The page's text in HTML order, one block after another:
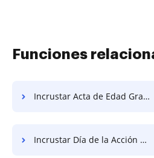
Funciones
Incrustar Acta de Edad Gratis
Incrustar Día de la Acción Gratis